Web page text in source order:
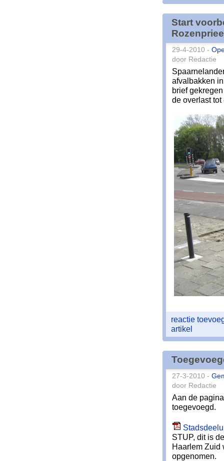
Start
29-4-2010 -
door Redactie
afvalbakken
brief
de overlast
reactie
artikel
27-3-2010 -
door Redactie
Aan de
toegevoegd.
STUP, dit is
Haarlem Zuid
opgenomen.